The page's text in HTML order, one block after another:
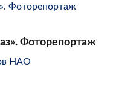
Фоторепортаж